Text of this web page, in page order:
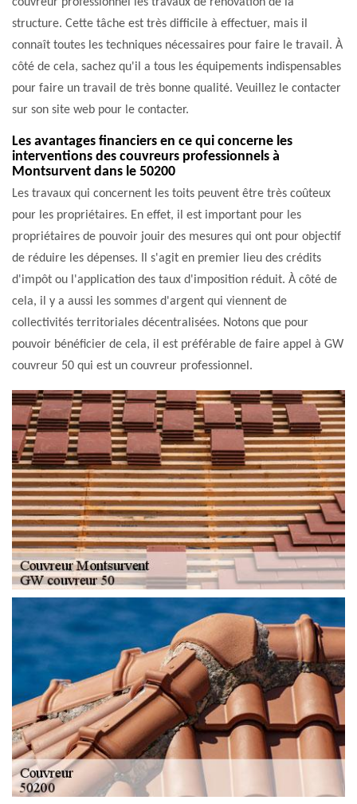
structure. Cette tâche est très difficile à effectuer, mais il
connaît toutes les techniques nécessaires pour faire le travail. À
côté de cela, sachez qu'il a tous les équipements indispensables
pour faire un travail de très bonne qualité. Veuillez le contacter
sur son site web pour le contacter.
Les avantages financiers en ce qui concerne les
interventions des couvreurs professionnels à
Montsurvent dans le 50200
Les travaux qui concernent les toits peuvent être très coûteux
pour les propriétaires. En effet, il est important pour les
propriétaires de pouvoir jouir des mesures qui ont pour objectif
de réduire les dépenses. Il s'agit en premier lieu des crédits
d'impôt ou l'application des taux d'imposition réduit. À côté de
cela, il y a aussi les sommes d'argent qui viennent de
collectivités territoriales décentralisées. Notons que pour
pouvoir bénéficier de cela, il est préférable de faire appel à GW
couvreur 50 qui est un couvreur professionnel.